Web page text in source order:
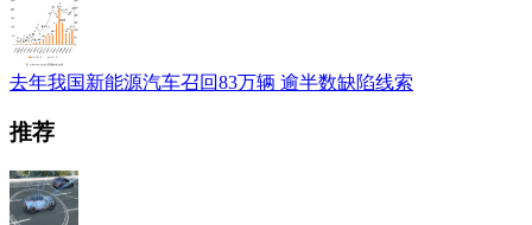
去年我国新能源汽车召回83万辆 逾半数缺陷线索
推荐